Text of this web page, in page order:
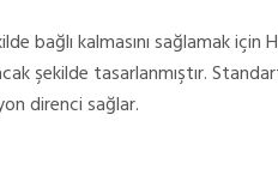
bağlı kalmasını sağlamak
şekilde tasarlanmıştır.
direnci sağlar.